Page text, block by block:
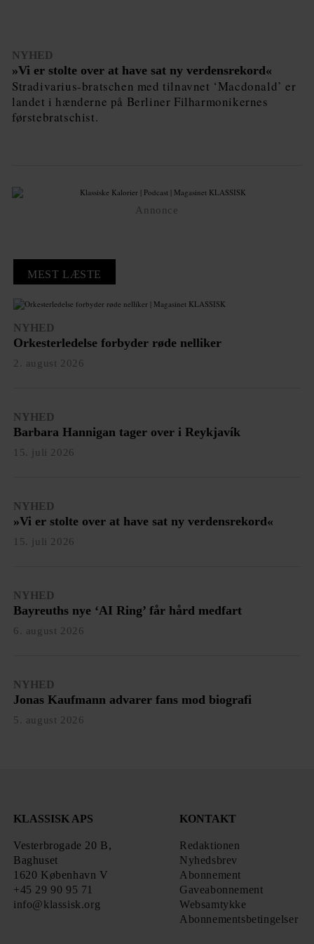
NYHED
»Vi er stolte over at have sat ny verdensrekord«
Stradivarius-bratschen med tilnavnet ‘Macdonald’ er
landet i hænderne på Berliner Filharmonikernes
førstebratschist.
Annonce
MEST LÆSTE
NYHED
Orkesterledelse forbyder røde nelliker
2. august 2026
NYHED
Barbara Hannigan tager over i Reykjavík
15. juli 2026
NYHED
»Vi er stolte over at have sat ny verdensrekord«
15. juli 2026
NYHED
Bayreuths nye ‘AI Ring’ får hård medfart
6. august 2026
NYHED
Jonas Kaufmann advarer fans mod biografi
5. august 2026
KLASSISK APS
Vesterbrogade 20 B,
Baghuset
1620 København V
+45 29 90 95 71
info@klassisk.org
KONTAKT
Redaktionen
Nyhedsbrev
Abonnement
Gaveabonnement
Websamtykke
Abonnementsbetingelser